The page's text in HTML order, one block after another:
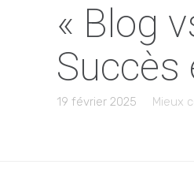
« Blog
Succès
19 février 2025 Mieux